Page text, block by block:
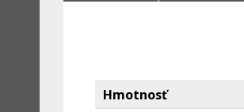
Hmotnosť